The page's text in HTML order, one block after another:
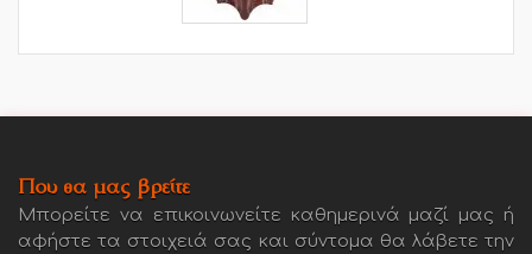
Που θα μας βρείτε
Μπορείτε να επικοινωνείτε καθημερινά μαζί μας ή
αφήστε τα στοιχειά σας και σύντομα θα λάβετε την